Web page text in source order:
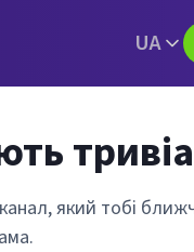
UA
який тобі